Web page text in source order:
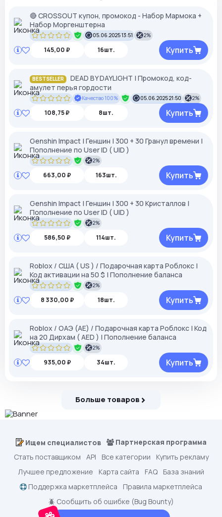
🔴 CROSSOUT купон, промокод - Набор Мармока +
Набор Моргенштерна
05.06.2025 13:51 2%
145,00 ₽ 16шт. Купить
BESTSELLER
DEAD BY DAYLIGHT | Промокод, код-
амулет перья гордости
Качество 100% 05.06.2025 21:50 2%
108,75 ₽ 8шт. Купить
Genshin Impact | Геншин | 300 + 30 Гранул времени |
Пополнение по User ID ( UID )
2%
663,00 ₽ 163шт. Купить
Genshin Impact | Геншин | 300 + 30 Кристаллов |
Пополнение по User ID ( UID )
2%
586,50 ₽ 114шт. Купить
Roblox / США ( US ) / Подарочная карта Роблокс |
Код активации на 50 $ | Пополнение баланса
2%
8 330,00 ₽ 18шт. Купить
Roblox / ОАЭ (AE) / Подарочная карта Роблокс | Код
на 20 Дирхам ( AED ) | Пополнение баланса
2%
935,00 ₽ 34шт. Купить
Больше товаров
Ищем специалистов
Партнерская программа
Стать поставщиком
API Все категории
Купить рекламу
Лучшее предложение
Карта сайта FAQ
База знаний
Поддержка маркетплейса
Правила маркетплейса
🪲 Сообщить об ошибке (Bug Bounty)